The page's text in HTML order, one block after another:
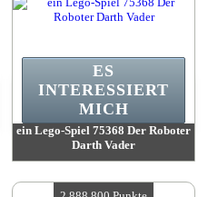
ein Lego-Spiel 75368 Der Roboter
Darth Vader
Verfügbare Menge:4
ES
INTERESSIERT
MICH